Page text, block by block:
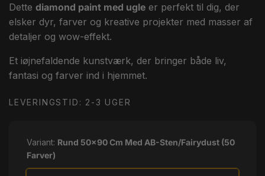
Dette diamond paint med ugle er perfekt til dig, der
elsker dyr, farver og kreative projekter med masser af
detaljer og wow-effekt.
Et iøjnefaldende kunstværk, der bringer både liv,
fantasi og farver ind i hjemmet.
LEVERINGSTID: 2-3 UGER
Variant: Rund 50x90 Cm Med AB-Sten/Fairydust (50
Farver)